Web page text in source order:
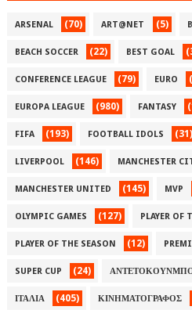
ARSENAL (70) ART@NET (5)
BEACH SOCCER (22) BEST GOAL
CONFERENCE LEAGUE (79) EURO
EUROPA LEAGUE (980) FANTASY
FIFA (193) FOOTBALL IDOLS (31)
LIVERPOOL (146) MANCHESTER
MANCHESTER UNITED (145) MVP
OLYMPIC GAMES (127) PLAYER OF
PLAYER OF THE SEASON (12)
SUPER CUP (24)
ΙΤΑΛΙΑ (405) ΚΙΝΗΜΑΤΟΓΡΑΦΟΣ